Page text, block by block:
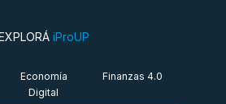
iProUP
Economía
Digital
Finanzas 4.0